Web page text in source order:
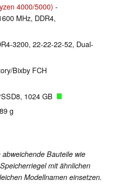
4000/5000) -
MHz, DDR4,
3200, 22-22-22-52, Dual-
Bixby FCH
1024 GB
g
Bauteile wie
mit ähnlichen
Modellnamen einsetzen.